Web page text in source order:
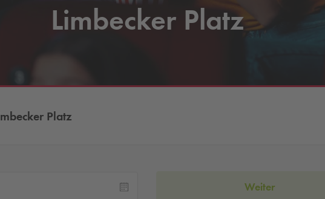
Limbecker Platz
Platz
Weiter